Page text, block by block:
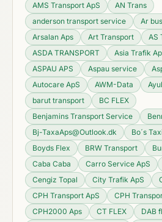
AMS Transport ApS
AN Trans
anderson transport service
Ar
Arsalan Aps
Art Transport
AS
ASDA TRANSPORT
Asia Trafik
ASPAU APS
Aspau service
Autocare ApS
AWM-Data
barut transport
BC FLEX
Benjamins Transport Service
Bj-TaxaAps@Outlook.dk
Bo´s
Boyds Flex
BRW Transport
Caba Caba
Carro Service ApS
Cengiz Topal
City Trafik ApS
CPH Transport ApS
CPH
CPH2000 Aps
CT FLEX
DAB